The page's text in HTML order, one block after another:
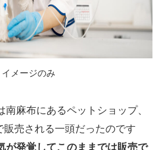
イメージのみ
南麻布にあるペットショップ、
販売される一頭だったのです
が発覚してこのままでは販売で